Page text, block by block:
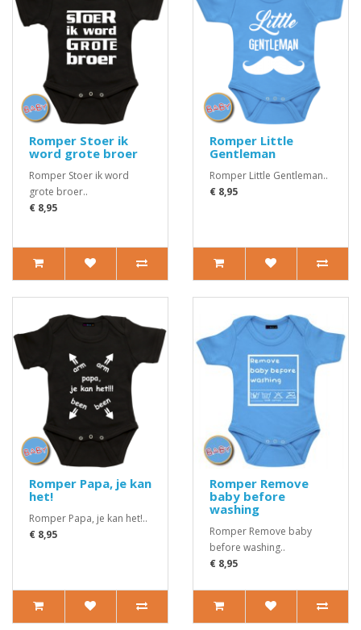
Romper Stoer ik
word grote broer
Romper Stoer ik word
grote broer..
€ 8,95
Romper Little
Gentleman
Romper Little Gentleman..
€ 8,95
Romper Papa, je kan
het!
Romper Papa, je kan het!..
€ 8,95
Romper Remove
baby before
washing
Romper Remove baby
before washing..
€ 8,95